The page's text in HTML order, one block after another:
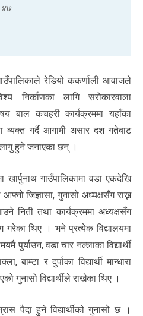
रेडियो ककर्णाली आवाजले
निर्काणका लागि सरोकारवाला
बाल कचहरी कार्यक्रममा यहाँका
व्यक्त गर्दै आगामी असार दश गतेबाट
हुने जनाएका छन् ।
खार्पुनाथ गाउँपालिकामा वडा एकदेखि
जिज्ञासा, गुनासो अध्यक्षसँग राख्न
निती तथा कार्यक्रममा अध्यक्षसँग
गरेका थिए । भने प्रत्येक विद्यालयमा
पुर्याउन, वडा चार नल्लाका विद्यार्थी
बाम्टा र दुर्पाका विद्यार्थी मान्धारा
गुनासो विद्यार्थीले राखेका थिए ।
पैदा हुने विद्यार्थीको गुनासो छ ।